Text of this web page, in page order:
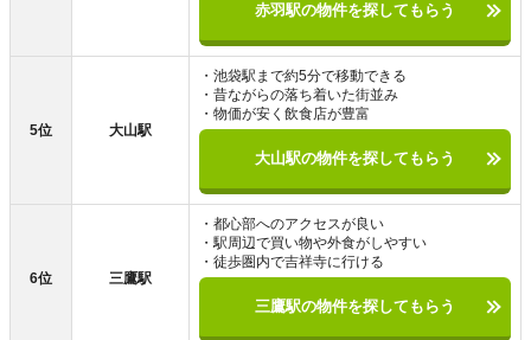
赤羽駅の物件を探してもらう
5位 大山駅
・池袋駅まで約5分で移動できる
・昔ながらの落ち着いた街並み
・物価が安く飲食店が豊富
大山駅の物件を探してもらう
6位 三鷹駅
・都心部へのアクセスが良い
・駅周辺で買い物や外食がしやすい
・徒歩圏内で吉祥寺に行ける
三鷹駅の物件を探してもらう